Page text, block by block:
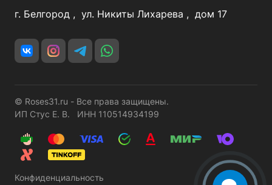
г. Белгород , ул. Никиты Лихарева , дом 17
© Roses31.ru - Все права защищены.
ИП Стус Е. В. ИНН 110514934199
Конфиденциальность